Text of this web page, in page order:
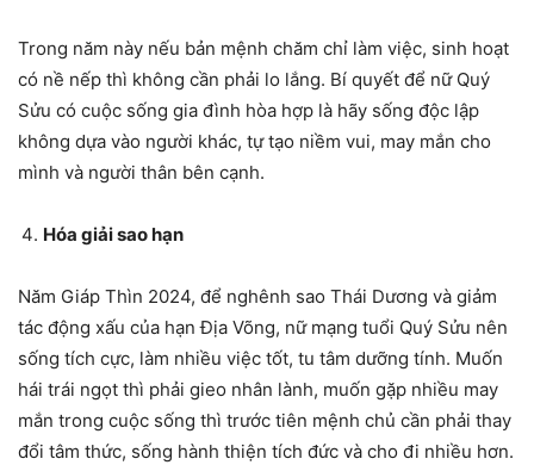
Trong năm này nếu bản mệnh chăm chỉ làm việc, sinh hoạt
có nề nếp thì không cần phải lo lắng. Bí quyết để nữ Quý
Sửu có cuộc sống gia đình hòa hợp là hãy sống độc lập
không dựa vào người khác, tự tạo niềm vui, may mắn cho
mình và người thân bên cạnh.
Hóa giải sao hạn
Năm Giáp Thìn 2024, để nghênh sao Thái Dương và giảm
tác động xấu của hạn Địa Võng, nữ mạng tuổi Quý Sửu nên
sống tích cực, làm nhiều việc tốt, tu tâm dưỡng tính. Muốn
hái trái ngọt thì phải gieo nhân lành, muốn gặp nhiều may
mắn trong cuộc sống thì trước tiên mệnh chủ cần phải thay
đổi tâm thức, sống hành thiện tích đức và cho đi nhiều hơn.